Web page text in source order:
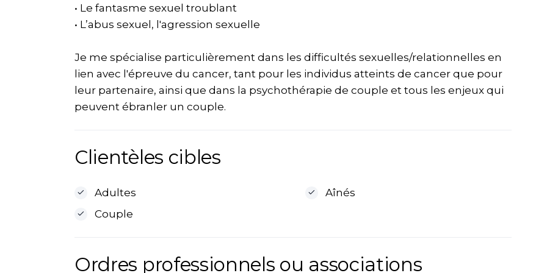
• Le fantasme sexuel troublant
• L’abus sexuel, l'agression sexuelle
Je me spécialise particulièrement dans les difficultés sexuelles/relationnelles en
lien avec l'épreuve du cancer, tant pour les individus atteints de cancer que pour
leur partenaire, ainsi que dans la psychothérapie de couple et tous les enjeux qui
peuvent ébranler un couple.
Clientèles cibles
Adultes
Aînés
Couple
Ordres professionnels ou associations